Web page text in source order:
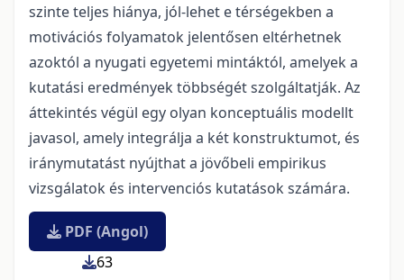
szinte teljes hiánya, jól-lehet e térségekben a
motivációs folyamatok jelentősen eltérhetnek
azoktól a nyugati egyetemi mintáktól, amelyek a
kutatási eredmények többségét szolgáltatják. Az
áttekintés végül egy olyan konceptuális modellt
javasol, amely integrálja a két konstruktumot, és
iránymutatást nyújthat a jövőbeli empirikus
vizsgálatok és intervenciós kutatások számára.
PDF (Angol)
63